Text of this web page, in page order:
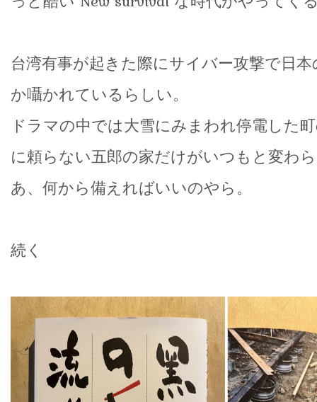
台湾有事が起きた際にサイバー攻撃で日
か囁かれているらしい。
ドラマの中では大雪にみまわれ停電した
に頼らない五郎の家だけがいつもと変わ
あ、何から備えればいいのやら。
続く